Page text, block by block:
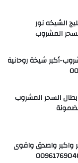
الشيخه نور
أكبر شيخة روحانية
السحر المشروب
واصدق واقوى